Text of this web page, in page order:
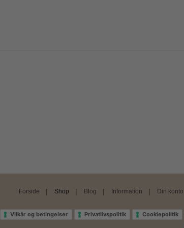
Forside Shop Blog Information Din konto
Vilkår og betingelser Privatlivspolitik Cookiepolitik